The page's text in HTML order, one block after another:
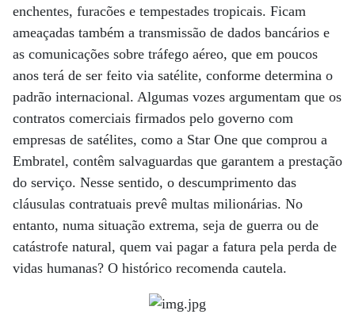
enchentes, furacões e tempestades tropicais. Ficam
ameaçadas também a transmissão de dados bancários e
as comunicações sobre tráfego aéreo, que em poucos
anos terá de ser feito via satélite, conforme determina o
padrão internacional. Algumas vozes argumentam que os
contratos comerciais firmados pelo governo com
empresas de satélites, como a Star One que comprou a
Embratel, contêm salvaguardas que garantem a prestação
do serviço. Nesse sentido, o descumprimento das
cláusulas contratuais prevê multas milionárias. No
entanto, numa situação extrema, seja de guerra ou de
catástrofe natural, quem vai pagar a fatura pela perda de
vidas humanas? O histórico recomenda cautela.